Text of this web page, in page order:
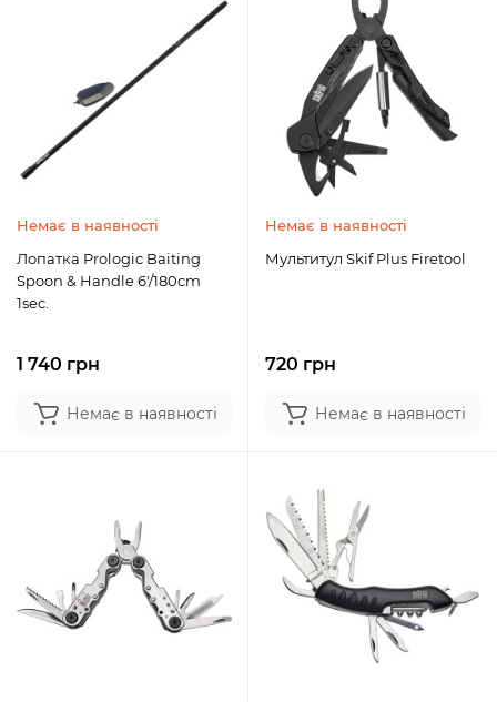
Немає в наявності
Лопатка Prologic Baiting
Spoon & Handle 6'/180cm
1sec.
1 740 грн
Немає в наявності
Немає в наявності
Мультитул Skif Plus Firetool
720 грн
Немає в наявності